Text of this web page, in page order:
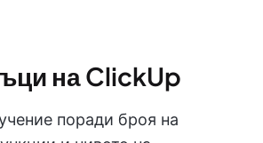
на ClickUp
поради броя на